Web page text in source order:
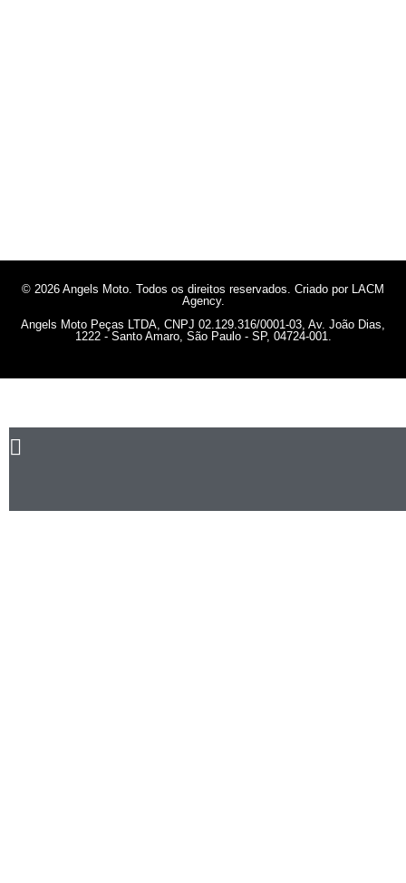
© 2026 Angels Moto. Todos os direitos reservados. Criado por LACM
Agency.
Angels Moto Peças LTDA, CNPJ 02.129.316/0001-03, Av. João Dias,
1222 - Santo Amaro, São Paulo - SP, 04724-001.